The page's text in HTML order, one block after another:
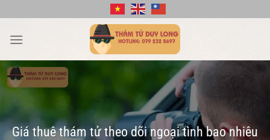
qua
nội
Giá thuê thám tử theo dõi ngoại tình bao nhiêu